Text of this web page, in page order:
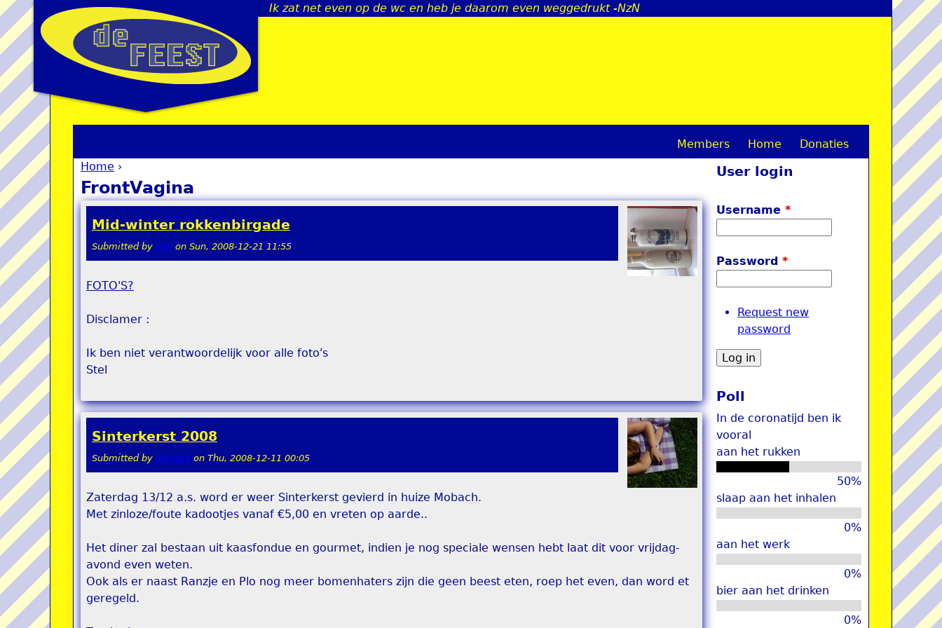
Jump to navigation
Ik zat net even op de wc en heb je daarom even weggedrukt -NzN
You are here
Home ›
FrontVagina
Mid-winter rokkenbirgade
Submitted by stel on Sun, 2008-12-21 11:55
FOTO'S?
Disclamer :
Ik ben niet verantwoordelijk voor alle foto's
Stel
Sinterkerst 2008
Submitted by Velasca on Thu, 2008-12-11 00:05
Zaterdag 13/12 a.s. word er weer Sinterkerst gevierd in huize Mobach.
Met zinloze/foute kadootjes vanaf €5,00 en vreten op aarde..
Het diner zal bestaan uit kaasfondue en gourmet, indien je nog speciale wensen hebt laat dit voor vrijdag-
avond even weten.
Ook als er naast Ranzje en Plo nog meer bomenhaters zijn die geen beest eten, roep het even, dan word et
geregeld.
M
i
n
m
Members Home Donaties
User login
Username*
Password*
Request new
password
Poll
In de coronatijd ben ik
vooral
aan het rukken
50%
slaap aan het inhalen
0%
aan het werk
0%
bier aan het drinken
0%